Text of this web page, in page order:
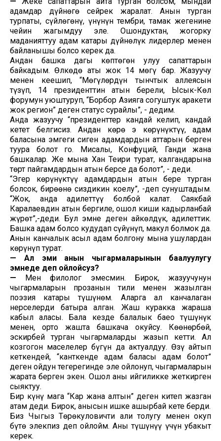
адамдар дүйнөгө сейрек жаралат. Анын турган
турпаты, сүйлөгөнү, үнүнүн тембри, тамак жегенине
чейин жагымдуу эле. Ошондуктан, жогорку
маданияттуу адам катары дүйнөлүк лидерлер менен
байланышы болсо керек да.
Андан башка дагы көптөгөн улуу сапаттарын
байкадым. Өлкөдө аты жок 14 мөңгү бар. Жазуучу
менен кеңешип, “Мөңгүлөрдүн тынчтык аллеясын
түзүп, 14 президенттин атын берели, Ысык-Көл
форумун уюштуруп, “Борбор Азияга согуштук аракети
жок регион” деген статус сурайлы”, - дедим.
Анда жазуучу “президенттер кандай келип, кандай
кетет белгисиз. Андан көрө эң көрүнүктүү, адам
баласына эмгеги сиңген адамдардын аттарын берген
туура болот го. Мисалы, Конфуций, Ганди жана
башкалар. Же мына Хан Теңири турат, калгандарына
төрт пайгамдардын атын берсе да болот”, - деди.
“Эгер көрүнүктүү адамдардын атын бере турган
болсок, бирөөнө сиздикин коелу”, -деп сунуштадым.
“Жок, анда адилеттүү болбой калат. Саякбай
Каралаевдин атын бергиле, ошол киши кадырланбай
жүрөт”,-деди. Бул эмне деген айкөлдүк, адилеттик.
Башка адам болсо кудуңдап сүйүнүп, макул болмок да.
Анын канчалык асыл адам болгону мына ушулардан
көрүнүп турат.
—
Ал эми анын чыгармаларынын баалуулугу
эмнеде деп ойлойсуз?
— Мен филолог эмесмин. Бирок, жазуучунун
чыгармаларын прозанын тили менен жазылган
поэзия катары түшүнөм. Аларга ал канчалаган
нерселерди батыра алган. Жаш куракка жараша
кабыл аласың. Бала кезде балалык баео түшүнүк
менен, орто жашта башкача окуйсуң. Көөнөрбөй,
эскирбей турган чыгармаларды жазып кетти. Ал
козгогон маселелер бүгүн да актуалдуу. Өзү айтып
кеткендей, “канткенде адам баласы адам болот”
деген ойдун тегерегинде эле ойлонуп, чыгармаларын
жарата берген экен. Ошол аны ийгиликке жеткирген
сыяктуу.
Бир күнү мага “Кар жана алтын” деген китеп жазган
атам деди. Бирок, анысын ишке ашырбай кете берди.
Биз Чыңгыз Төрөкуловичти али толугу менен окуп
бүтө элекпиз деп ойлойм. Аны түшүнүү үчүн убакыт
керек.